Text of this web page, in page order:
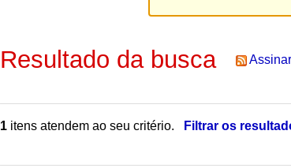
Resultado da busca
1 itens atendem ao seu critério.
Filtrar os